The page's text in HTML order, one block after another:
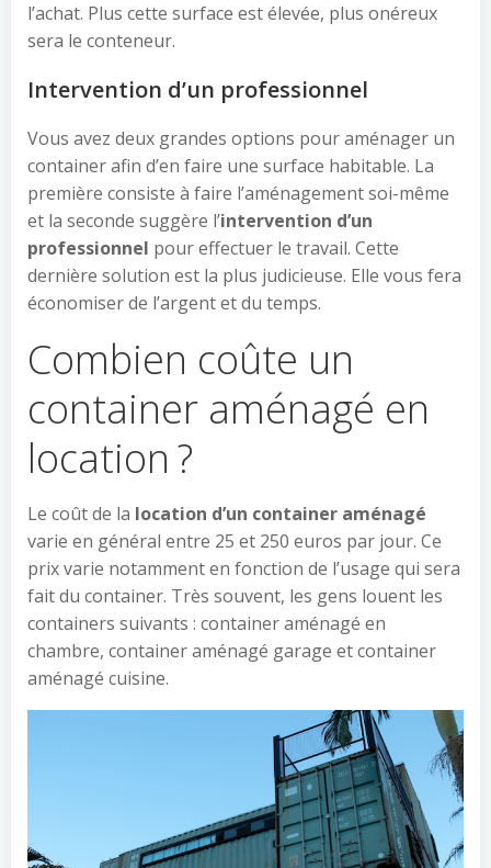
l’achat. Plus cette surface est élevée, plus onéreux
sera le conteneur.
Intervention d’un professionnel
Vous avez deux grandes options pour aménager un
container afin d’en faire une surface habitable. La
première consiste à faire l’aménagement soi-même
et la seconde suggère l’intervention d’un
professionnel pour effectuer le travail. Cette
dernière solution est la plus judicieuse. Elle vous fera
économiser de l’argent et du temps.
Combien coûte un
container aménagé en
location ?
Le coût de la location d’un container aménagé
varie en général entre 25 et 250 euros par jour. Ce
prix varie notamment en fonction de l’usage qui sera
fait du container. Très souvent, les gens louent les
containers suivants : container aménagé en
chambre, container aménagé garage et container
aménagé cuisine.